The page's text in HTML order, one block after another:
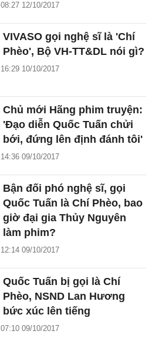
08:27 12/10/2017
VIVASO gọi nghệ sĩ là 'Chí
Phèo', Bộ VH-TT&DL nói gì?
16:29 10/10/2017
Chủ mới Hãng phim truyện:
'Đạo diễn Quốc Tuấn chửi
bới, đứng lên định đánh tôi'
14:36 09/10/2017
Bận đối phó nghệ sĩ, gọi
Quốc Tuấn là Chí Phèo, bao
giờ đại gia Thủy Nguyên
làm phim?
12:14 09/10/2017
Quốc Tuấn bị gọi là Chí
Phèo, NSND Lan Hương
bức xúc lên tiếng
07:10 09/10/2017